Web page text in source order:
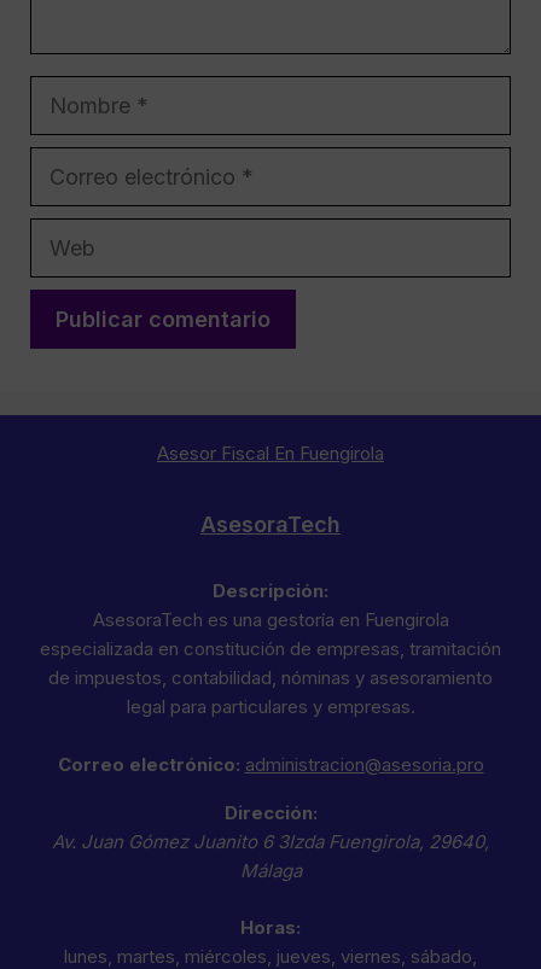
Asesor Fiscal En Fuengirola
AsesoraTech
Descripción:
AsesoraTech es una gestoría en Fuengirola
especializada en constitución de empresas, tramitación
de impuestos, contabilidad, nóminas y asesoramiento
legal para particulares y empresas.
Correo electrónico: administracion@asesoria.pro
Dirección:
Av. Juan Gómez Juanito 6 3Izda Fuengirola, 29640,
Málaga
Horas:
lunes, martes, miércoles, jueves, viernes, sábado,